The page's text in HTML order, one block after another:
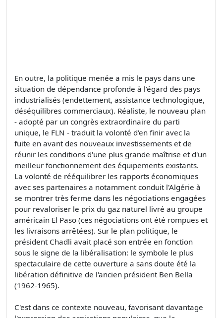
En outre, la politique menée a mis le pays dans une
situation de dépendance profonde à l'égard des pays
industrialisés (endettement, assistance technologique,
déséquilibres commerciaux). Réaliste, le nouveau plan
- adopté par un congrès extraordinaire du parti
unique, le FLN - traduit la volonté d'en finir avec la
fuite en avant des nouveaux investissements et de
réunir les conditions d'une plus grande maîtrise et d'un
meilleur fonctionnement des équipements existants.
La volonté de rééquilibrer les rapports économiques
avec ses partenaires a notamment conduit l'Algérie à
se montrer très ferme dans les négociations engagées
pour revaloriser le prix du gaz naturel livré au groupe
américain El Paso (ces négociations ont été rompues et
les livraisons arrêtées). Sur le plan politique, le
président Chadli avait placé son entrée en fonction
sous le signe de la libéralisation: le symbole le plus
spectaculaire de cette ouverture a sans doute été la
libération définitive de l'ancien président Ben Bella
(1962-1965).
C'est dans ce contexte nouveau, favorisant davantage